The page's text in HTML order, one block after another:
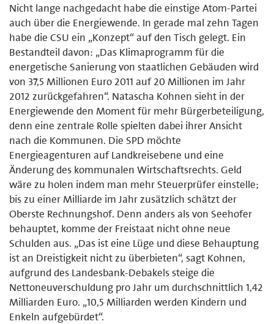
Nicht lange nachgedacht habe die einstige Atom-Partei
auch über die Energiewende. In gerade mal zehn Tagen
habe die CSU ein „Konzept“ auf den Tisch gelegt. Ein
Bestandteil davon: „Das Klimaprogramm für die
energetische Sanierung von staatlichen Gebäuden wird
von 37,5 Millionen Euro 2011 auf 20 Millionen im Jahr
2012 zurückgefahren“. Natascha Kohnen sieht in der
Energiewende den Moment für mehr Bürgerbeteiligung,
denn eine zentrale Rolle spielten dabei ihrer Ansicht
nach die Kommunen. Die SPD möchte
Energieagenturen auf Landkreisebene und eine
Änderung des kommunalen Wirtschaftsrechts. Geld
wäre zu holen indem man mehr Steuerprüfer einstelle;
bis zu einer Milliarde im Jahr zusätzlich schätzt der
Oberste Rechnungshof. Denn anders als von Seehofer
behauptet, komme der Freistaat nicht ohne neue
Schulden aus. „Das ist eine Lüge und diese Behauptung
ist an Dreistigkeit nicht zu überbieten“, sagt Kohnen,
aufgrund des Landesbank-Debakels steige die
Nettoneuverschuldung pro Jahr um durchschnittlich 1,42
Milliarden Euro. „10,5 Milliarden werden Kindern und
Enkeln aufgebürdet“.